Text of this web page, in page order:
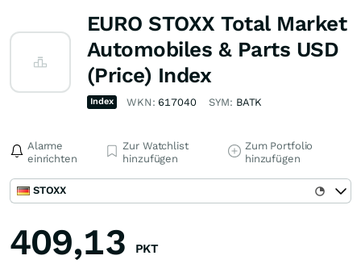
EURO STOXX Total Market
Automobiles & Parts USD
(Price) Index
Index WKN: 617040 SYM: BATK
Alarme
einrichten
Zur Watchlist
hinzufügen
Zum Portfolio
hinzufügen
STOXX
409,13 PKT